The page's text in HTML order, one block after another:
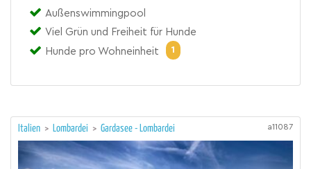
Außenswimmingpool
Viel Grün und Freiheit für Hunde
Hunde pro Wohneinheit
1
Italien > Lombardei > Gardasee - Lombardei a11087